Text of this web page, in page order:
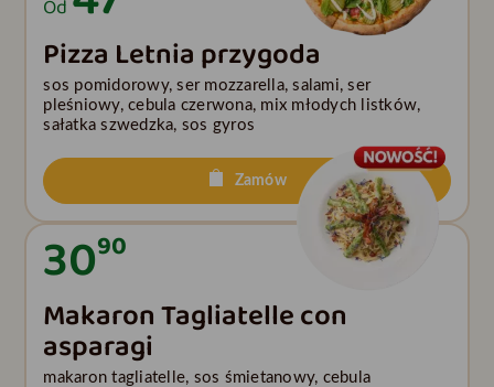
Od
Pizza Letnia przygoda
sos pomidorowy, ser mozzarella, salami, ser
pleśniowy, cebula czerwona, mix młodych listków,
sałatka szwedzka, sos gyros
Zamów
3090
Makaron Tagliatelle con
asparagi
makaron tagliatelle, sos śmietanowy, cebula